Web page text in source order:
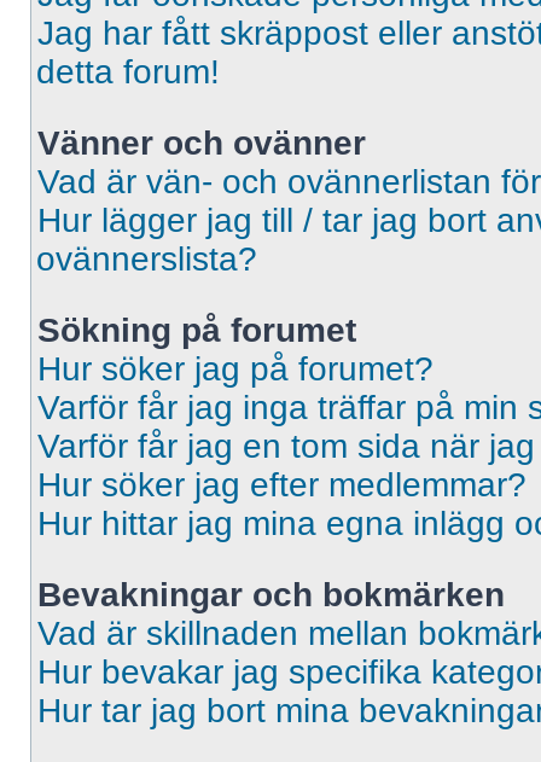
Jag har fått skräppost eller
detta forum!
Vänner och ovänner
Vad är vän- och ovännerlistan
Hur lägger jag till / tar jag bort
ovännerslista?
Sökning på forumet
Hur söker jag på forumet?
Varför får jag inga träffar på min
Varför får jag en tom sida när
Hur söker jag efter medlemmar?
Hur hittar jag mina egna inlägg
Bevakningar och bokmärken
Vad är skillnaden mellan
Hur bevakar jag specifika
Hur tar jag bort mina